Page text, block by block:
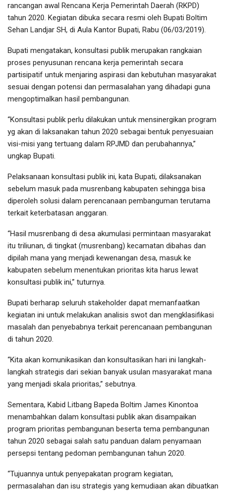
rancangan awal Rencana Kerja Pemerintah Daerah (RKPD)
tahun 2020. Kegiatan dibuka secara resmi oleh Bupati Boltim
Sehan Landjar SH, di Aula Kantor Bupati, Rabu (06/03/2019).
Bupati mengatakan, konsultasi publik merupakan rangkaian
proses penyusunan rencana kerja pemerintah secara
partisipatif untuk menjaring aspirasi dan kebutuhan masyarakat
sesuai dengan potensi dan permasalahan yang dihadapi guna
mengoptimalkan hasil pembangunan.
“Konsultasi publik perlu dilakukan untuk mensinergikan program
yg akan di laksanakan tahun 2020 sebagai bentuk penyesuaian
visi-misi yang tertuang dalam RPJMD dan perubahannya,”
ungkap Bupati.
Pelaksanaan konsultasi publik ini, kata Bupati, dilaksanakan
sebelum masuk pada musrenbang kabupaten sehingga bisa
diperoleh solusi dalam perencanaan pembanguman terutama
terkait keterbatasan anggaran.
“Hasil musrenbang di desa akumulasi permintaan masyarakat
itu triliunan, di tingkat (musrenbang) kecamatan dibahas dan
dipilah mana yang menjadi kewenangan desa, masuk ke
kabupaten sebelum menentukan prioritas kita harus lewat
konsultasi publik ini,” tuturnya.
Bupati berharap seluruh stakeholder dapat memanfaatkan
kegiatan ini untuk melakukan analisis swot dan mengklasifikasi
masalah dan penyebabnya terkait perencanaan pembangunan
di tahun 2020.
“Kita akan komunikasikan dan konsultasikan hari ini langkah-
langkah strategis dari sekian banyak usulan masyarakat mana
yang menjadi skala prioritas,” sebutnya.
Sementara, Kabid Litbang Bapeda Boltim James Kinontoa
menambahkan dalam konsultasi publik akan disampaikan
program prioritas pembangunan beserta tema pembangunan
tahun 2020 sebagai salah satu panduan dalam penyamaan
persepsi tentang pedoman pembangunan tahun 2020.
“Tujuannya untuk penyepakatan program kegiatan,
permasalahan dan isu strategis yang kemudiaan akan dibuatkan